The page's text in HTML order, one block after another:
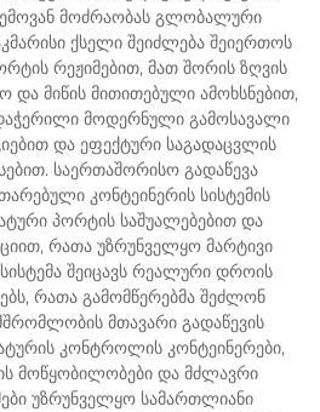
მოძრაობას გლობალური
ქსელი შეიძლება შეიერთოს
რეჟიმებით, მათ შორის ზღვის
და მიწის მითითებული ამოხსნებით,
მოდერნული გამოსავალი
და ეფექტური საგადაცვლის
საერთაშორისო გადაწევა
კონტეინერის სისტემის
პორტის საშუალებებით და
რათა უზრუნველყო მარტივი
შეიცავს რეალური დროის
რათა გამომწერებმა შეძლონ
მთავარი გადაწევის
კონტროლის კონტეინერები,
მოწყობილობები და მძლავრი
უზრუნველყო სამართლიანი